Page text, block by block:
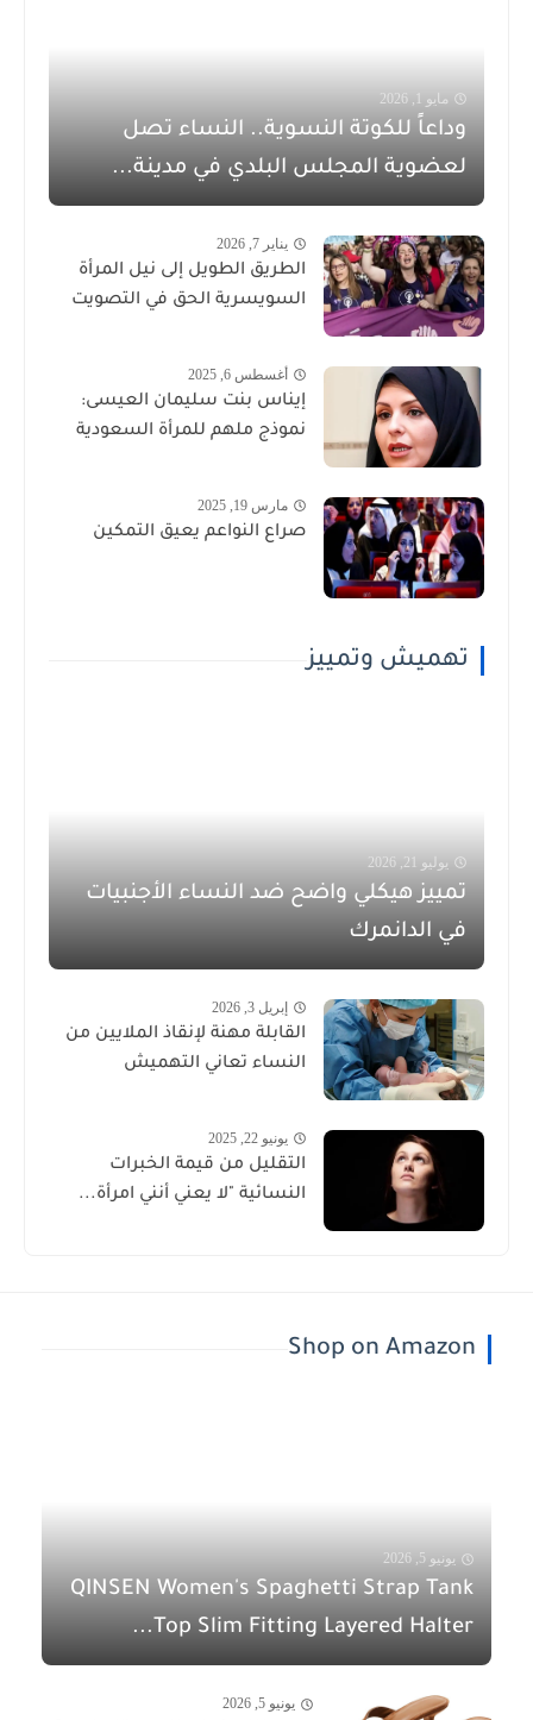
مايو 1, 2026
وداعاً للكوتة النسوية.. النساء تصل
لعضوية المجلس البلدي في مدينة...
يناير 7, 2026
الطريق الطويل إلى نيل المرأة
السويسرية الحق في التصويت
أغسطس 6, 2025
إيناس بنت سليمان العيسى:
نموذج ملهم للمرأة السعودية
مارس 19, 2025
صراع النواعم يعيق التمكين
تهميش وتمييز
يوليو 21, 2026
تمييز هيكلي واضح ضد النساء الأجنبيات
في الدانمرك
إبريل 3, 2026
القابلة مهنة لإنقاذ الملايين من
النساء تعاني التهميش
يونيو 22, 2025
التقليل من قيمة الخبرات
النسائية "لا يعني أنني امرأة...
Shop on Amazon
يونيو 5, 2026
QINSEN Women's Spaghetti Strap Tank
Top Slim Fitting Layered Halter...
يونيو 5, 2026